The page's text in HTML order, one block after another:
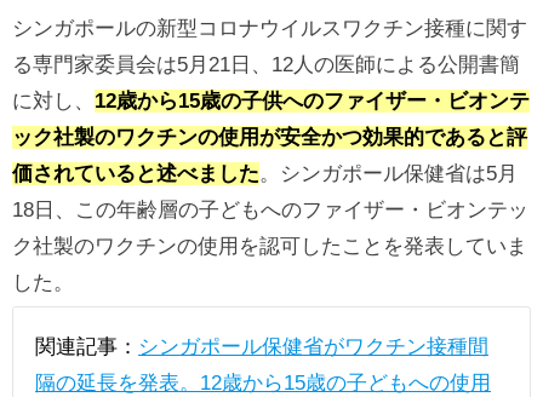
シンガポールの新型コロナウイルスワクチン接種に関す
る専門家委員会は5月21日、12人の医師による公開書簡
に対し、 12歳から15歳の子供へのファイザー・ビオンテ
ック社製のワクチンの使用が安全かつ効果的であると評
価されていると述べました。シンガポール保健省は5月
18日、この年齢層の子どもへのファイザー・ビオンテッ
ク社製のワクチンの使用を認可したことを発表していま
した。
関連記事： シンガポール保健省がワクチン接種間
隔の延長を発表。12歳から15歳の子どもへの使用